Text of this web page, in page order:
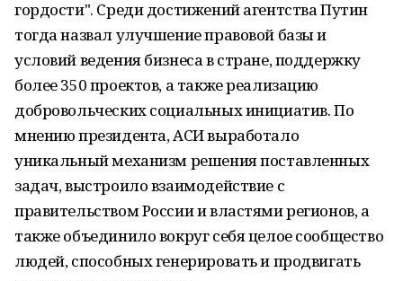
гордости". Среди достижений агентства Путин
тогда назвал улучшение правовой базы и
условий ведения бизнеса в стране, поддержку
более 350 проектов, а также реализацию
добровольческих социальных инициатив. По
мнению президента, АСИ выработало
уникальный механизм решения поставленных
задач, выстроило взаимодействие с
правительством России и властями регионов, а
также объединило вокруг себя целое сообщество
людей, способных генерировать и продвигать